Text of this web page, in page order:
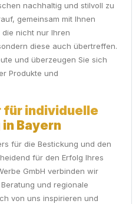
nachhaltig und stilvoll zu
gemeinsam mit Ihnen
nicht nur Ihren
diese auch übertreffen.
und überzeugen Sie sich
Produkte und
für individuelle
Bayern
für die Bestickung und den
für den Erfolg Ihres
GmbH verbinden wir
und regionale
von uns inspirieren und